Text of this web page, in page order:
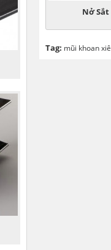
Nở Sắt
Tag: mũi khoan